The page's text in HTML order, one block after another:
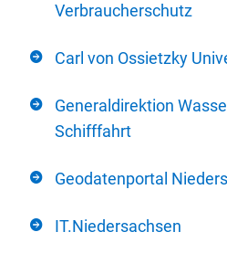
Verbraucherschutz
Carl von Ossietzky
Generaldirektion
Schifffahrt
Geodatenportal
IT.Niedersachsen